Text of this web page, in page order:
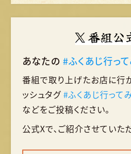
番組公
あなたの #ふくあじ行っ
番組で取り上げたお店に行
ッシュタグ #ふくあじ行って
などをご投稿ください。
公式Xで、ご紹介させていた